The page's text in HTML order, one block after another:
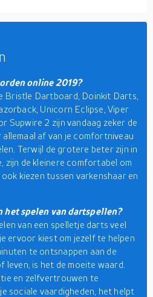
online 2019?
Bristle Dartboard, Doinkit Darts,
Unicorn Eclipse, Viper
Supwire 2 zijn vandaag zeker de
af van je comfortniveau
Terwijl de grotere beter zijn in
de kleinere comfortabel om
kiezen tussen varkenshaar en
het spelen van dartspellen?
van een spelletje darts veel
ervoor kiest om jezelf te helpen
te ontsnappen aan de
leven, is het de moeite waard.
en zelfvertrouwen te
sociale vaardigheden, het helpt